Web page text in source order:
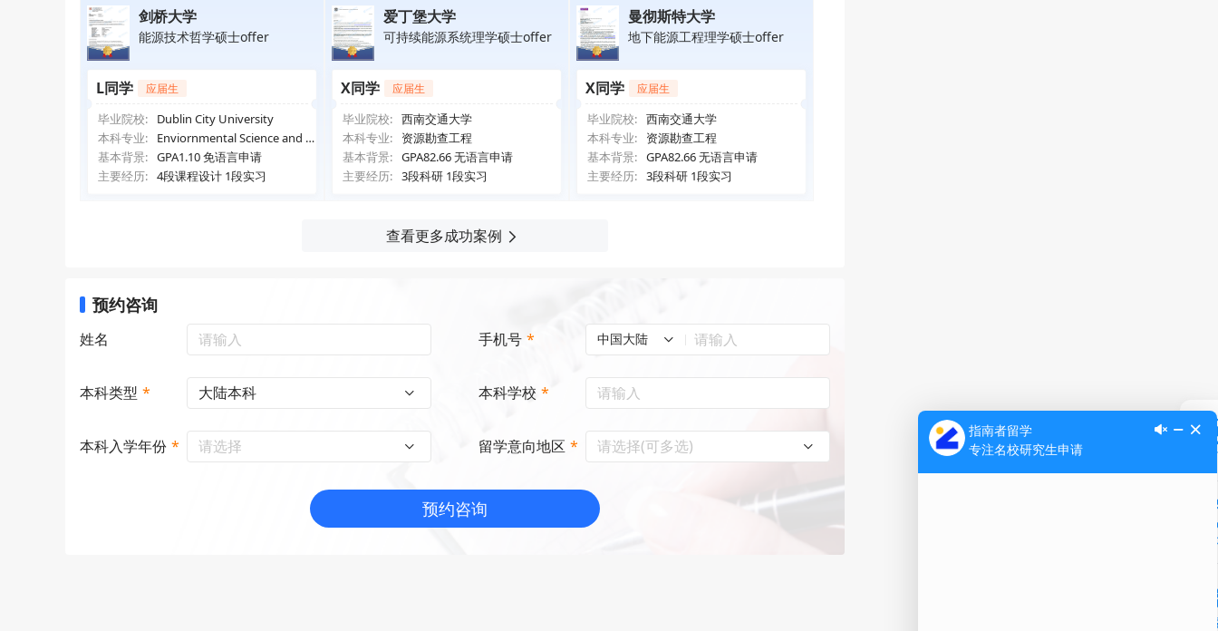
剑桥大学
能源技术哲学硕士offer
L同学 应届生
毕业院校:
Dublin City University
本科专业:
Enviornmental Science and Te
chnology
基本背景: GPA1.10 免语言申请
主要经历: 4段课程设计 1段实习
爱丁堡大学
可持续能源系统理学硕士offer
X同学 应届生
毕业院校: 西南交通大学
本科专业:
资源勘查工程
基本背景: GPA82.66 无语言申请
主要经历: 3段科研 1段实习
曼彻斯特大学
地下能源工程理学硕士offer
X同学 应届生
毕业院校: 西南交通大学
本科专业:
资源勘查工程
基本背景: GPA82.66 无语言申请
主要经历: 3段科研 1段实习
查看更多成功案例
预约咨询
姓名 手机号 * 中国大陆
本科类型 * 大陆本科 本科学校 *
本科入学年份 * 请选择 留学意向地区 * 请选择(可多选)
预约咨询
公
微